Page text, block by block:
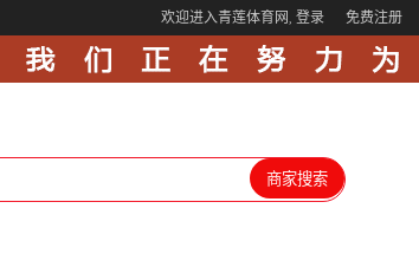
欢迎进入青莲体育网, 登录 免费注册